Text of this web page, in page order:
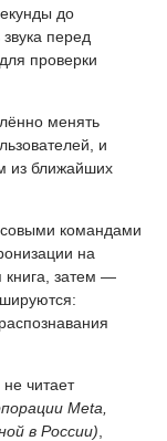
до
перед
проверки
менять
и
из ближайших
командами
на
книга, затем —
читает
Meta,
в России)